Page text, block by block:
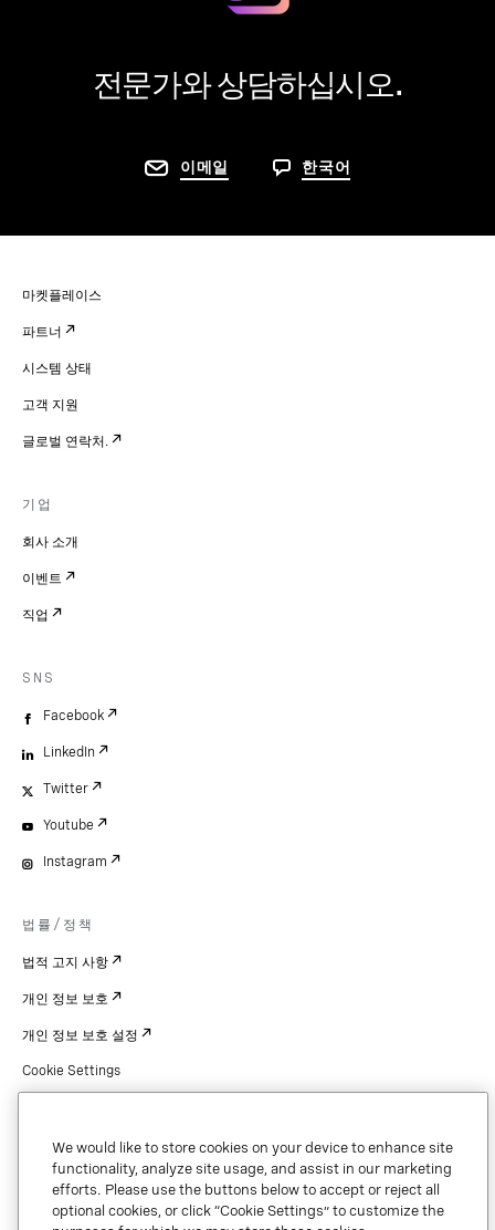
전문가와 상담하십시오.
이메일 한국어
마켓플레이스
파트너
시스템 상태
고객 지원
글로벌 연락처.
기업
회사 소개
이벤트
직업
SNS
Facebook
LinkedIn
Twitter
Youtube
Instagram
법률/정책
법적 고지 사항
개인 정보 보호
개인 정보 보호 설정
Cookie Settings
저작권
보안 및 신뢰
We would like to store cookies on your device to enhance site
functionality, analyze site usage, and assist in our marketing
efforts. Please use the buttons below to accept or reject all
optional cookies, or click “Cookie Settings” to customize the